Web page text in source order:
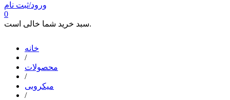
ورود/ثبت نام
0
سبد خرید شما خالی است.
خانه
/
محصولات
/
میکروبی
/